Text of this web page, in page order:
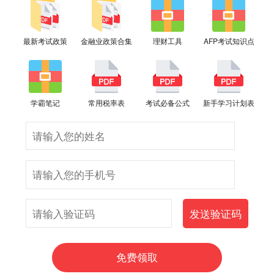
最新考试政策 金融业政策合集 理财工具 AFP考试知识点
学霸笔记 常用税率表 考试必备公式 新手学习计划表